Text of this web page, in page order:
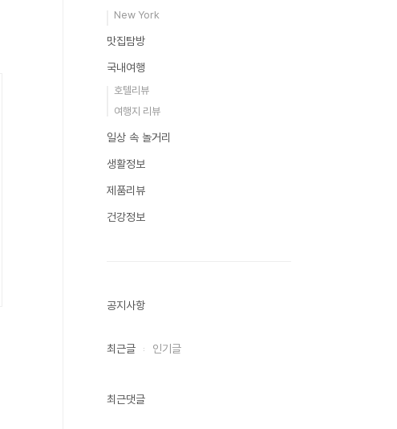
New York
맛집탐방
국내여행
호텔리뷰
여행지 리뷰
일상 속 놀거리
생활정보
제품리뷰
건강정보
공지사항
최근글 인기글
최근댓글